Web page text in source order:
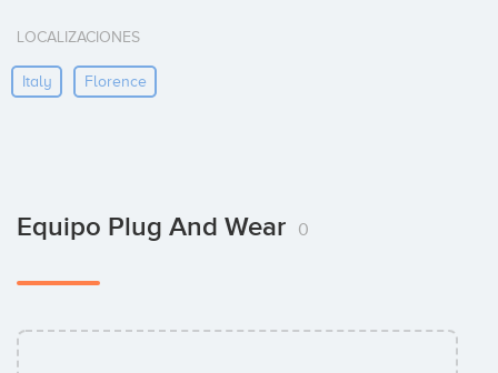
LOCALIZACIONES
Italy Florence
Equipo Plug And Wear 0